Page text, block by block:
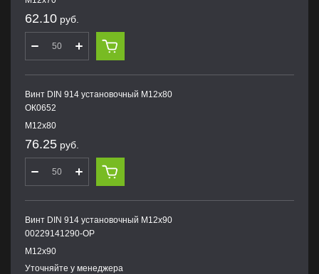
62.10 руб.
Винт DIN 914 установочный М12х80
ОК0652
М12х80
76.25 руб.
Винт DIN 914 установочный М12х90
00229141290-OP
М12х90
Уточняйте у менеджера